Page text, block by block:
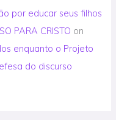
por educar seus filhos
PARA CRISTO on
enquanto o Projeto
do discurso